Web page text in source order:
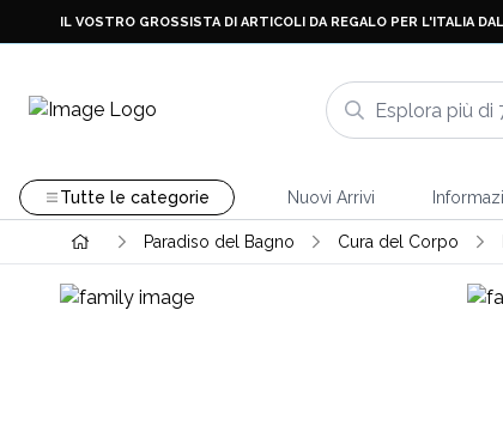
IL VOSTRO GROSSISTA DI ARTICOLI DA REGALO PER L'ITALIA
Tutte le categorie Nuovi Arrivi
Paradiso del Bagno Cura del Corpo